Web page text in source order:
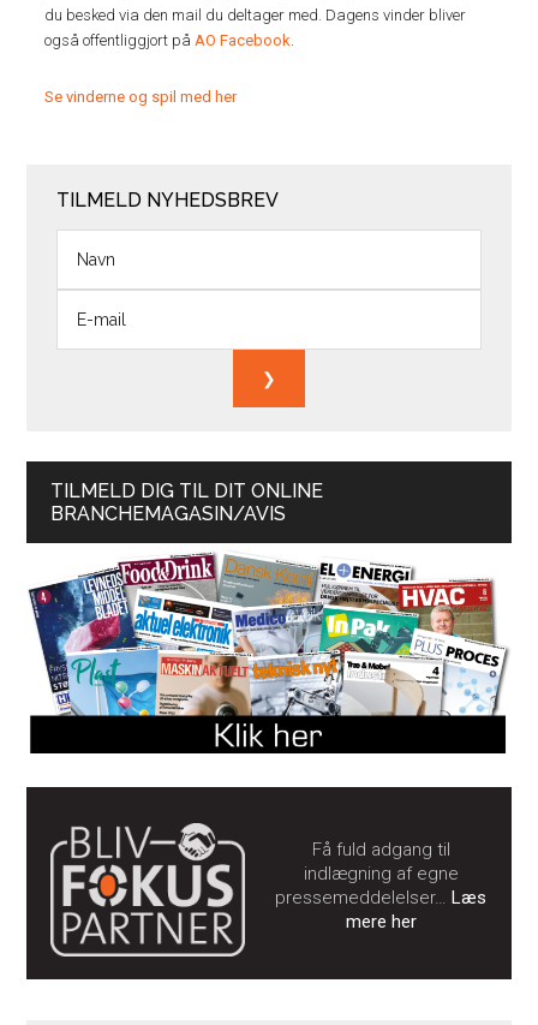
du besked via den mail du deltager med. Dagens vinder bliver
også offentliggjort på AO Facebook
Se vinderne og spil med her
TILMELD NYHEDSBREV
TILMELD DIG TIL DIT ONLINE
BRANCHEMAGASIN/AVIS
Få fuld adgang til
indlægning af egne
pressemeddelelser… Læs
mere her